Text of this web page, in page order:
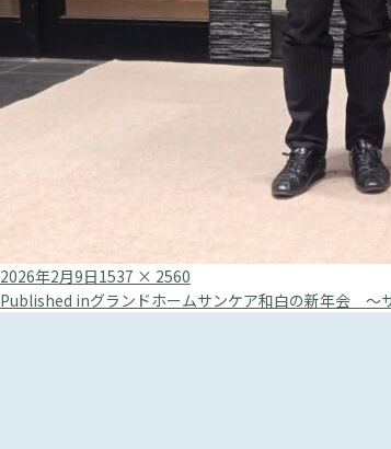
Posted
on
2026年2月9日Full
size
1537 × 2560
投
Published inグランドホームサンケア和白の新年会 ～